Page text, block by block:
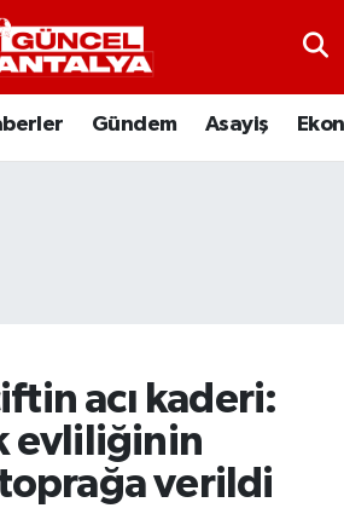
Gündem Asayiş
acı kaderi:
evliliğinin
verildi